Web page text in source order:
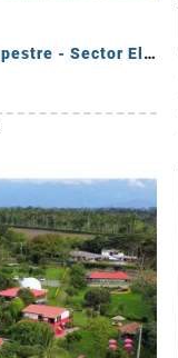
Se Vende Exclusiva Casa Campestre - Sector El Caimo